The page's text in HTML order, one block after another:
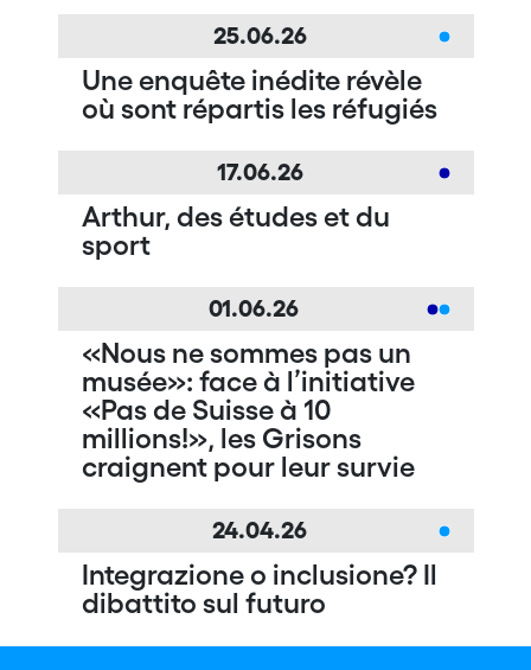
25.06.26
Une enquête inédite révèle
où sont répartis les réfugiés
17.06.26
Arthur, des études et du
sport
01.06.26
«Nous ne sommes pas un
musée»: face à l’initiative
«Pas de Suisse à 10
millions!», les Grisons
craignent pour leur survie
24.04.26
Integrazione o inclusione? Il
dibattito sul futuro